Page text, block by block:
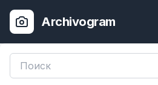
Archivogram